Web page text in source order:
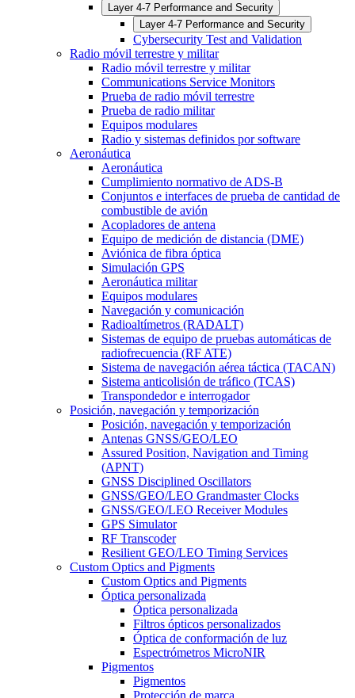
Layer 4-7 Performance and Security
Layer 4-7 Performance and Security
Cybersecurity Test and Validation
Radio móvil terrestre y militar
Radio móvil terrestre y militar
Communications Service Monitors
Prueba de radio móvil terrestre
Prueba de radio militar
Equipos modulares
Radio y sistemas definidos por software
Aeronáutica
Aeronáutica
Cumplimiento normativo de ADS-B
Conjuntos e interfaces de prueba de cantidad de
combustible de avión
Acopladores de antena
Equipo de medición de distancia (DME)
Aviónica de fibra óptica
Simulación GPS
Aeronáutica militar
Equipos modulares
Navegación y comunicación
Radioaltímetros (RADALT)
Sistemas de equipo de pruebas automáticas de
radiofrecuencia (RF ATE)
Sistema de navegación aérea táctica (TACAN)
Sistema anticolisión de tráfico (TCAS)
Transpondedor e interrogador
Posición, navegación y temporización
Posición, navegación y temporización
Antenas GNSS/GEO/LEO
Assured Position, Navigation and Timing
(APNT)
GNSS Disciplined Oscillators
GNSS/GEO/LEO Grandmaster Clocks
GNSS/GEO/LEO Receiver Modules
GPS Simulator
RF Transcoder
Resilient GEO/LEO Timing Services
Custom Optics and Pigments
Custom Optics and Pigments
Óptica personalizada
Óptica personalizada
Filtros ópticos personalizados
Óptica de conformación de luz
Espectrómetros MicroNIR
Pigmentos
Pigmentos